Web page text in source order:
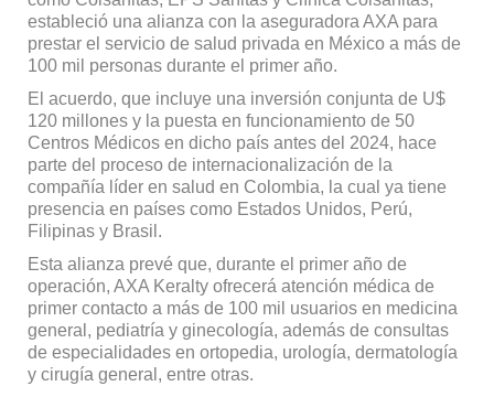
estableció una alianza con la aseguradora AXA para
prestar el servicio de salud privada en México a más de
100 mil personas durante el primer año.
El acuerdo, que incluye una inversión conjunta de U$
120 millones y la puesta en funcionamiento de 50
Centros Médicos en dicho país antes del 2024, hace
parte del proceso de internacionalización de la
compañía líder en salud en Colombia, la cual ya tiene
presencia en países como Estados Unidos, Perú,
Filipinas y Brasil.
Esta alianza prevé que, durante el primer año de
operación, AXA Keralty ofrecerá atención médica de
primer contacto a más de 100 mil usuarios en medicina
general, pediatría y ginecología, además de consultas
de especialidades en ortopedia, urología, dermatología
y cirugía general, entre otras.